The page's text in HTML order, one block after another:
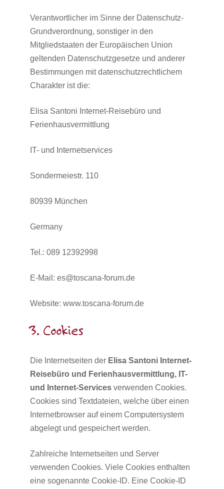
Verantwortlicher im Sinne der Datenschutz-
Grundverordnung, sonstiger in den
Mitgliedstaaten der Europäischen Union
geltenden Datenschutzgesetze und anderer
Bestimmungen mit datenschutzrechtlichem
Charakter ist die:
Elisa Santoni Internet-Reisebüro und
Ferienhausvermittlung
IT- und Internetservices
Sondermeiestr. 110
80939 München
Germany
Tel.: 089 12392998
E-Mail: es@toscana-forum.de
Website: www.toscana-forum.de
3. Cookies
Die Internetseiten der Elisa Santoni Internet-
Reisebüro und Ferienhausvermittlung, IT-
und Internet-Servicesverwenden Cookies.
Cookies sind Textdateien, welche über einen
Internetbrowser auf einem Computersystem
abgelegt und gespeichert werden.
Zahlreiche Internetseiten und Server
verwenden Cookies. Viele Cookies enthalten
eine sogenannte Cookie-ID. Eine Cookie-ID